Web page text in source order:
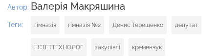
Автор: Валерія Макряшина
Теги: гімназія гімназія №2 Денис Терещенко депутат
ЕСТЕТТЕХНОЛОГ закупівлі кременчук